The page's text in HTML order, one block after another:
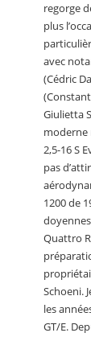
regorge
plus
avec
(Cédric
Giulietta
moderne
2,5-16 S
pas
1200 de
Quattro
Schoeni.
les
GT/E.